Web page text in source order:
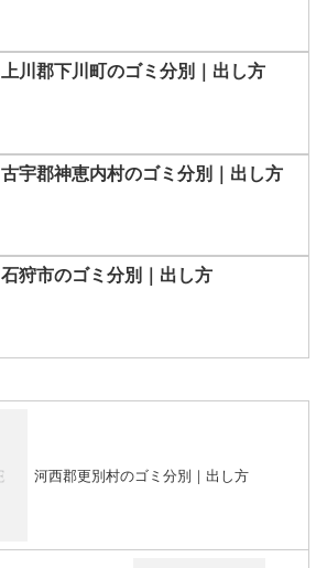
上川郡下川町のゴミ分別｜出し方
古宇郡神恵内村のゴミ分別｜出し方
石狩市のゴミ分別｜出し方
河西郡更別村のゴミ分別｜出し方